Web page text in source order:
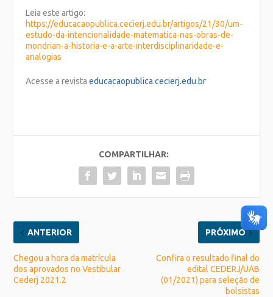
Leia este artigo:
https://educacaopublica.cecierj.edu.br/artigos/21/30/um-
estudo-da-intencionalidade-matematica-nas-obras-de-
mondrian-a-historia-e-a-arte-interdisciplinaridade-e-
analogias
Acesse a revistaeducacaopublica.cecierj.edu.br
COMPARTILHAR:
ANTERIOR
Chegou a hora da matrícula
dos aprovados no Vestibular
Cederj 2021.2
PRÓXIMO
Confira o resultado final do
edital CEDERJ/UAB
(01/2021) para seleção de
bolsistas